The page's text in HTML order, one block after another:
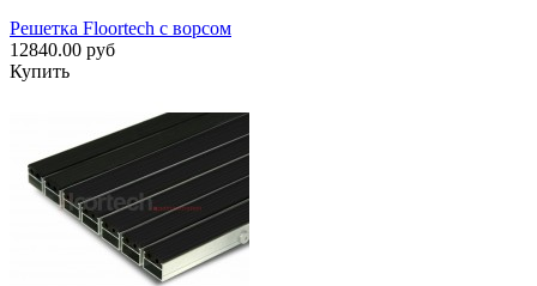
Решетка Floortech с ворсом
12840.00 руб
Купить